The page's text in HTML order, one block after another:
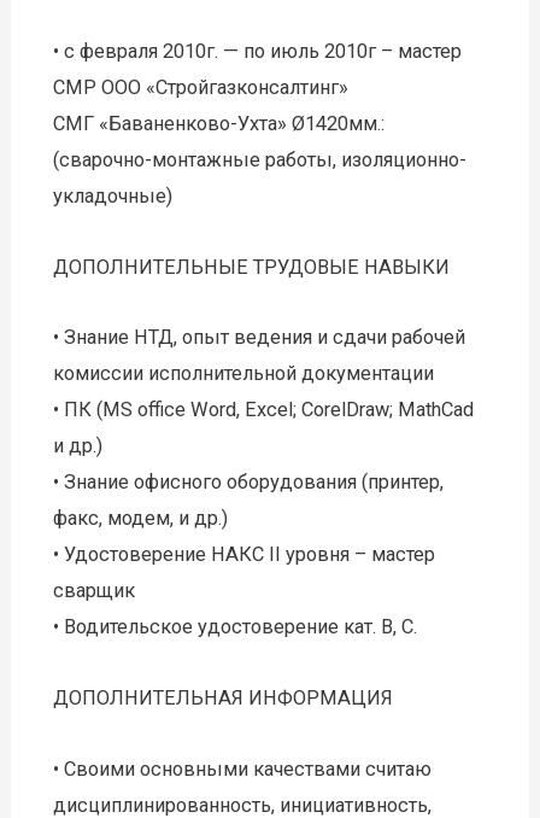
• с февраля 2010г. — по июль 2010г – мастер
СМР ООО «Стройгазконсалтинг»
СМГ «Баваненково-Ухта» Ø1420мм.:
(сварочно-монтажные работы, изоляционно-
укладочные)
ДОПОЛНИТЕЛЬНЫЕ ТРУДОВЫЕ НАВЫКИ
• Знание НТД, опыт ведения и сдачи рабочей
комиссии исполнительной документации
• ПК (MS office Word, Excel; CorelDraw; MathCad
и др.)
• Знание офисного оборудования (принтер,
факс, модем, и др.)
• Удостоверение НАКС II уровня – мастер
сварщик
• Водительское удостоверение кат. В, С.
ДОПОЛНИТЕЛЬНАЯ ИНФОРМАЦИЯ
• Своими основными качествами считаю
дисциплинированность, инициативность,